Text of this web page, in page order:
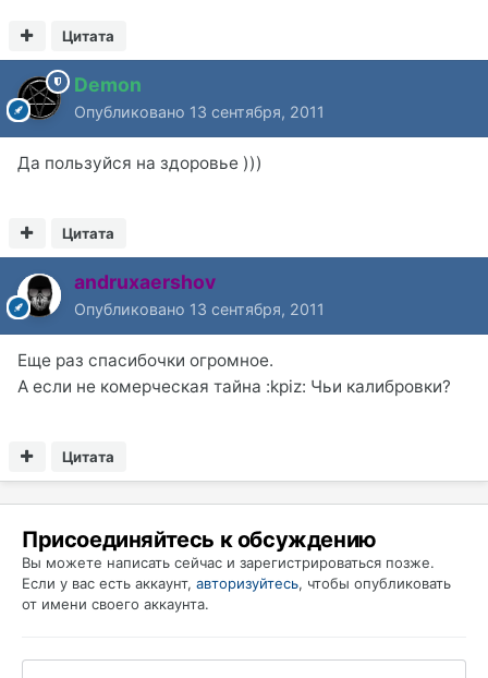
Цитата
Demon
Опубликовано 13 сентября, 2011
Да пользуйся на здоровье )))
Цитата
andruxaershov
Опубликовано 13 сентября, 2011
Еще раз спасибочки огромное.
А если не комерческая тайна :kpiz: Чьи калибровки?
Цитата
Присоединяйтесь к обсуждению
Вы можете написать сейчас и зарегистрироваться позже.
Если у вас есть аккаунт, авторизуйтесь, чтобы опубликовать
от имени своего аккаунта.